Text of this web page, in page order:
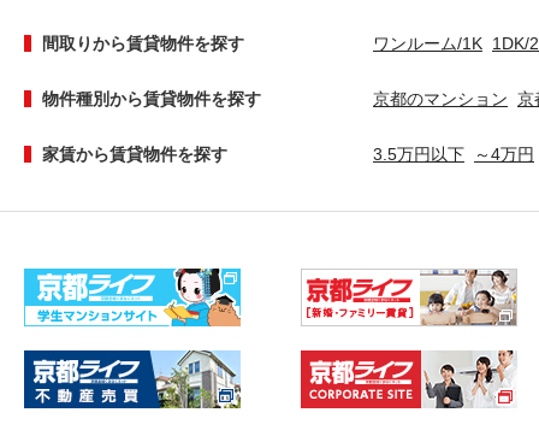
間取りから賃貸物件を探す ワンルーム/1K 1DK/
物件種別から賃貸物件を探す 京都のマンション 京
家賃から賃貸物件を探す 3.5万円以下 ～4万円